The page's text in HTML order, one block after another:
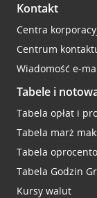
Kontakt
Centra
Centrum
Wiadomość e-
Tabele i
Tabela opłat i
Tabela marż
Tabela
Tabela Godzin
Kursy walut